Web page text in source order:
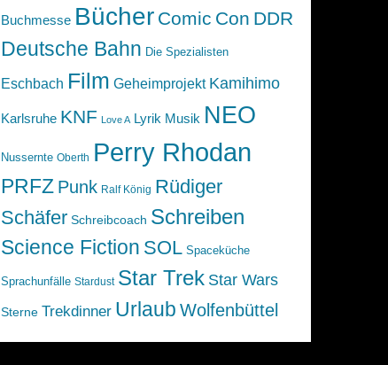
Buchmesse Bücher Comic Con DDR
Deutsche Bahn Die Spezialisten
Eschbach Film Geheimprojekt Kamihimo
Karlsruhe KNF Love A Lyrik Musik NEO
Nussernte Oberth Perry Rhodan
PRFZ Punk Ralf König Rüdiger
Schäfer Schreibcoach Schreiben
Science Fiction SOL Spaceküche
Sprachunfälle Stardust Star Trek Star Wars
Sterne Trekdinner Urlaub Wolfenbüttel